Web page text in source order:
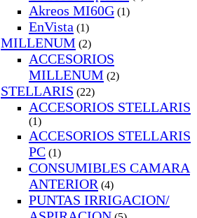
Akreos MI60G (1)
EnVista (1)
MILLENUM (2)
ACCESORIOS
MILLENUM (2)
STELLARIS (22)
ACCESORIOS STELLARIS
(1)
ACCESORIOS STELLARIS
PC (1)
CONSUMIBLES CAMARA
ANTERIOR (4)
PUNTAS IRRIGACION/